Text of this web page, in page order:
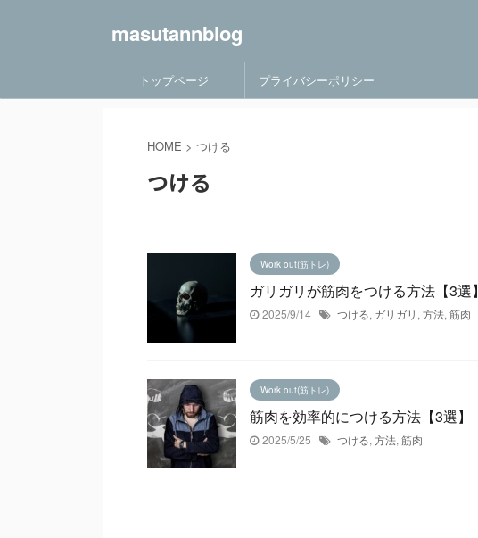
masutannblog
トップページ プライバシーポリシー
HOME > つける
つける
Work out(筋トレ)
ガリガリが筋肉をつける方法【3選】
2025/9/14 つける, ガリガリ , 方法, 筋肉
Work out(筋トレ)
筋肉を効率的につける方法【3選】
2025/5/25 つける, 方法, 筋肉